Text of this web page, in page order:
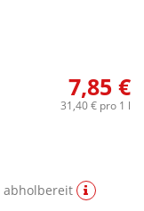
7,85 €
31,40 €pro 1 l
abholbereit